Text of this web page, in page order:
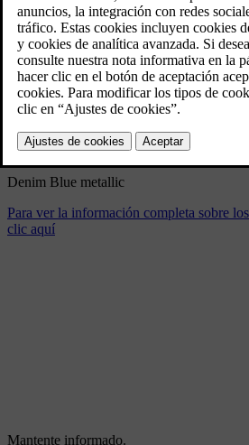
New Volvo XC90
11/26/2024
Marcador
Compartir
Descargar
Denim Blue metallic
Para ver la información completa sobre
clic aquí